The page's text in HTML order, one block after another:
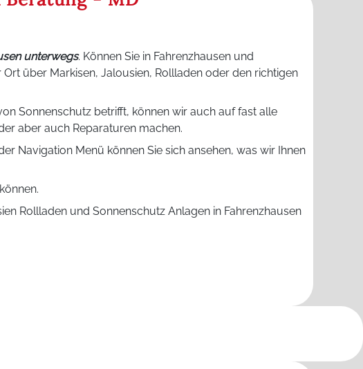
unterwegs. Können Sie in Fahrenzhausen und
über Markisen, Jalousien, Rollladen oder den richtigen
Sonnenschutz betrifft, können wir auch auf fast alle
aber auch Reparaturen machen.
Navigation Menü können Sie sich ansehen, was wir Ihnen
Rollladen und Sonnenschutz Anlagen in Fahrenzhausen